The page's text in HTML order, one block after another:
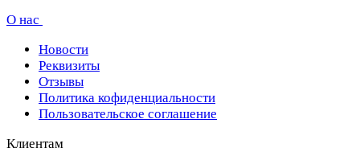
О нас
Новости
Реквизиты
Отзывы
Политика кофиденциальности
Пользовательское соглашение
Клиентам